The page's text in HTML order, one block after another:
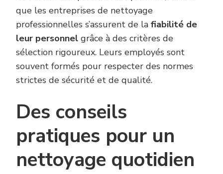
que les entreprises de nettoyage
professionnelles s’assurent de la fiabilité de
leur personnel grâce à des critères de
sélection rigoureux. Leurs employés sont
souvent formés pour respecter des normes
strictes de sécurité et de qualité.
Des conseils
pratiques pour un
nettoyage quotidien